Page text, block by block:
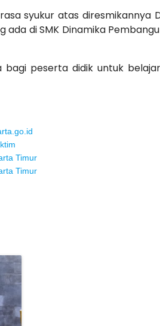
syukur atas
di SMK Dinamika
peserta didik untuk
Timur
Timur